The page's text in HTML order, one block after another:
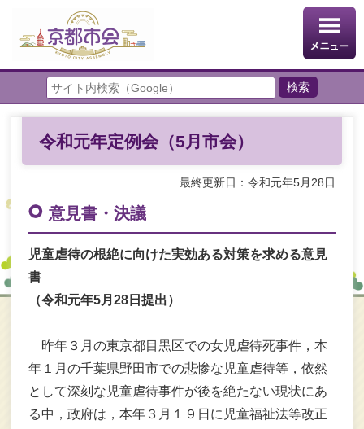
令和元年定例会（5月市会）
最終更新日：令和元年5月28日
意見書・決議
児童虐待の根絶に向けた実効ある対策を求める意見
書
（令和元年5月28日提出）
昨年３月の東京都目黒区での女児虐待死事件，本
年１月の千葉県野田市での悲惨な児童虐待等，依然
として深刻な児童虐待事件が後を絶たない現状にあ
る中，政府は，本年３月１９日に児童福祉法等改正